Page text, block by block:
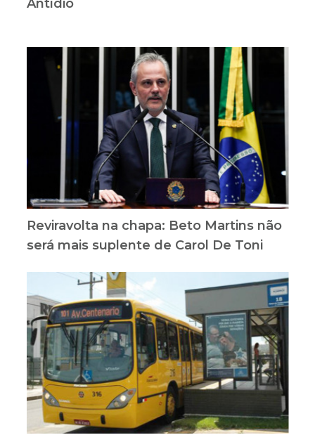
Antídio
Reviravolta na chapa: Beto Martins não
será mais suplente de Carol De Toni